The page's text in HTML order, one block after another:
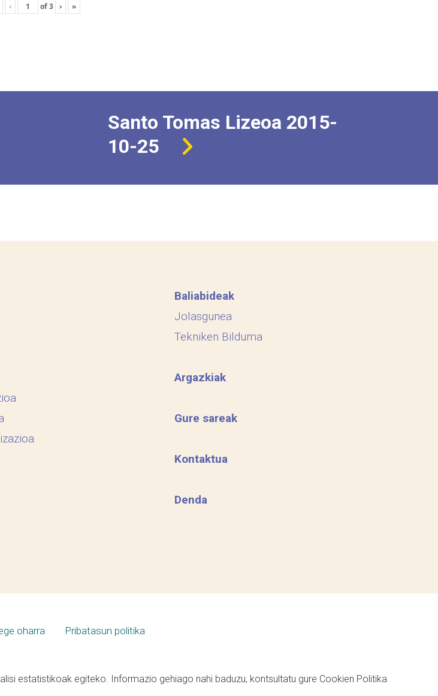
‹ of3 › »
Santo Tomas Lizeoa 2015-
10-25
Baliabideak
Jolasgunea
Tekniken Bilduma
Argazkiak
Gure sareak
Kontaktua
Denda
oharra Pribatasun politika
estatistikoak egiteko. Informazio gehiago nahi baduzu, kontsultatu gure Cookien Politika